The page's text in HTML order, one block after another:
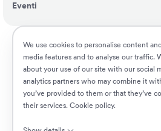
We use cookies to personalise content
media features and to analyse our traffic.
about your use of our site with our social
analytics partners who may combine it
you’ve provided to them or that they’ve
their services. Cookie policy.
Eventi
ESG
Customers